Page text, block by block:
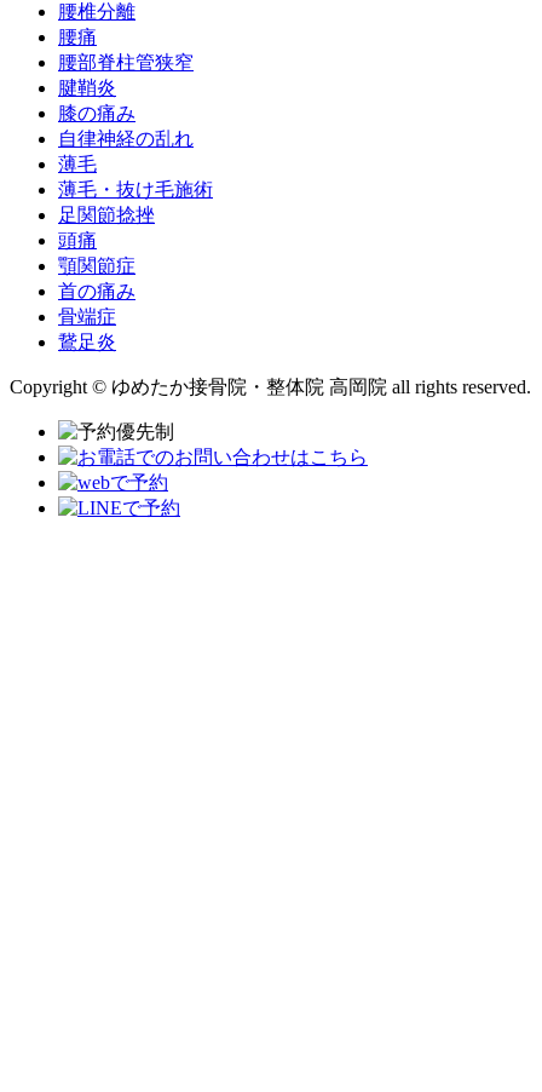
腰椎分離
腰痛
腰部脊柱管狭窄
腱鞘炎
膝の痛み
自律神経の乱れ
薄毛
薄毛・抜け毛施術
足関節捻挫
頭痛
顎関節症
首の痛み
骨端症
鵞足炎
Copyright © ゆめたか接骨院・整体院 高岡院 all rights reserved.